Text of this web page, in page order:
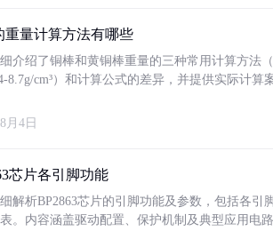
重量计算方法有哪些
介绍了铜棒和黄铜棒重量的三种常用计算方法
8.7g/cm³）和计算公式的差异，并提供实际计
月4日
芯片各引脚功能
解析BP2863芯片的引脚功能及参数，包括各
。内容涵盖驱动配置、保护机制及典型应用电